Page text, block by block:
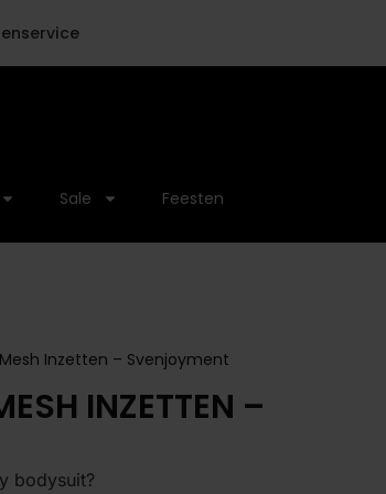
Sale Feesten
Inzetten – Svenjoyment
INZETTEN –
bodysuit?